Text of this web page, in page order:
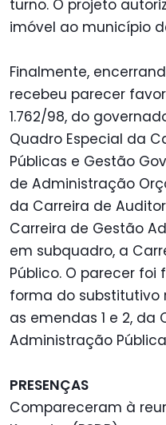
turno. O projeto
imóvel ao município
Finalmente,
recebeu parecer
1.762/98, do
Quadro Especial da
Públicas e Gestão
de Administração
da Carreira de
Carreira de Gestão
em subquadro, a
Público. O parecer
forma do substitutivo
as emendas 1 e 2, da
Administração
PRESENÇAS
Compareceram à